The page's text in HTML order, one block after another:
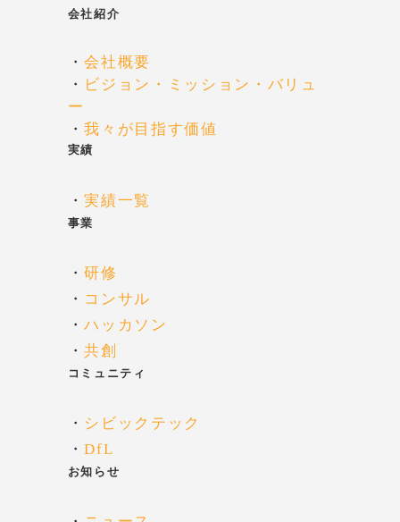
会社紹介
・会社概要
・ ビジョン・ミッション・バリュ
ー
・我々が目指す価値
実績
・実績一覧
事業
・研修
・ コンサル
・ハッカソン
・共創
コミュニティ
・ シビックテック
・DfL
お知らせ